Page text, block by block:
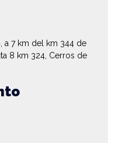
a 7 km del km 344 de
8 km 324, Cerros de